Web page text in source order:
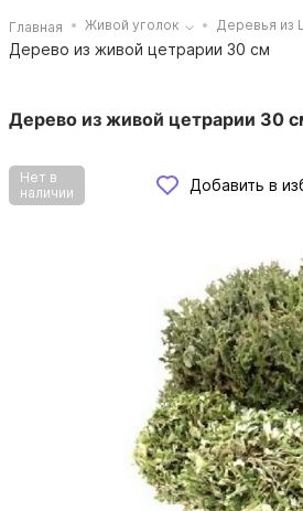
Главная Живой уголок Деревья из
Дерево из живой цетрарии 30 см
Дерево из живой цетрарии 30
Нет в
наличии
Добавить в